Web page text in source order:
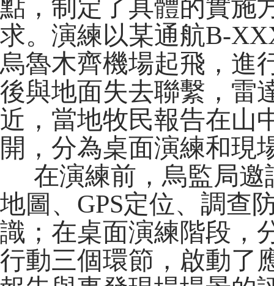
點，制定了具體的實施
求。演練以某通航B-
烏魯木齊機場起飛，進
後與地面失去聯繫，雷
近，當地牧民報告在山
開，分為桌面演練和現
在演練前，烏監局邀
地圖、GPS定位、調查
識；在桌面演練階段，
行動三個環節，啟動了